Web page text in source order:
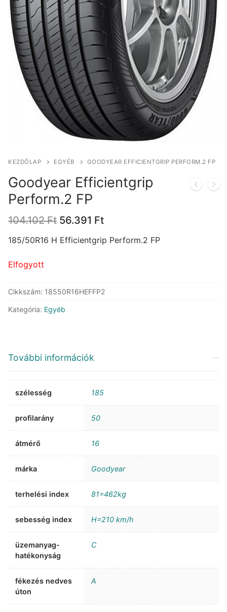
KEZDŐLAP EGYÉB GOODYEAR EFFICIENTGRIP PERFORM.2 FP
Goodyear Efficientgrip
Perform.2 FP
104.102Ft Original
was:
56.391 FtCurrent
is:
185/50R16 H Efficientgrip Perform.2 FP
Elfogyott
Cikkszám: 18550R16HEFFP2
Kategória: Egyéb
További információk
szélesség 185
profilarány 50
átmérő 16
márka Goodyear
terhelési index 81=462kg
sebesség index H=210 km/h
üzemanyag-
hatékonyság
C
fékezés nedves
úton
A